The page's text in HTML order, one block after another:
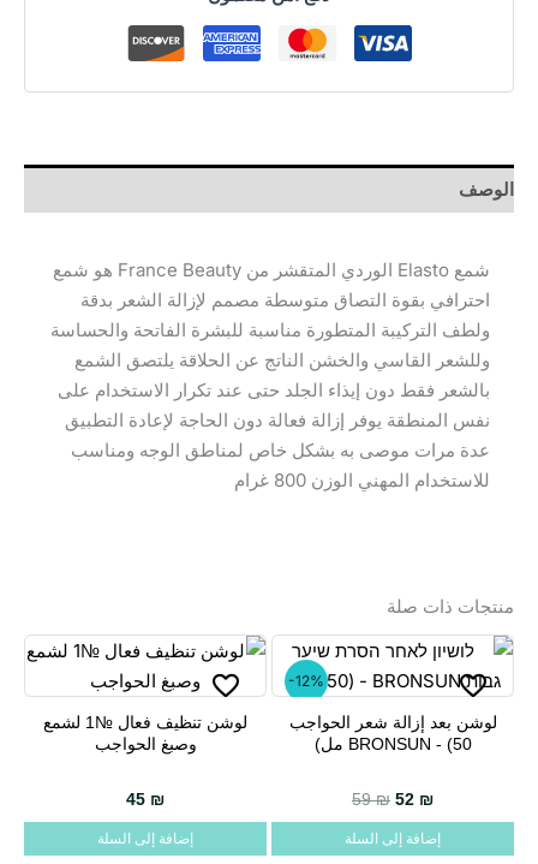
الوصف
شمع Elasto الوردي المتقشر من France Beauty هو شمع
احترافي بقوة التصاق متوسطة مصمم لإزالة الشعر بدقة
ولطف التركيبة المتطورة مناسبة للبشرة الفاتحة والحساسة
وللشعر القاسي والخشن الناتج عن الحلاقة يلتصق الشمع
بالشعر فقط دون إيذاء الجلد حتى عند تكرار الاستخدام على
نفس المنطقة يوفر إزالة فعالة دون الحاجة لإعادة التطبيق
عدة مرات موصى به بشكل خاص لمناطق الوجه ومناسب
للاستخدام المهني الوزن 800 غرام
منتجات ذات صلة
-12%
لوشن بعد إزالة شعر الحواجب
BRONSUN - (50 مل)
59₪ 52 ₪
إضافة إلى السلة
لوشن تنظيف فعال №1 لشمع
وصبغ الحواجب
45 ₪
إضافة إلى السلة